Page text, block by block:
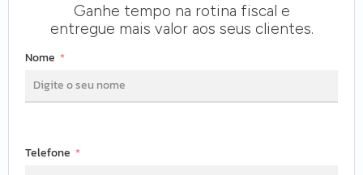
Ganhe tempo na rotina fiscal e
entregue mais valor aos seus clientes.
Nome
Telefone